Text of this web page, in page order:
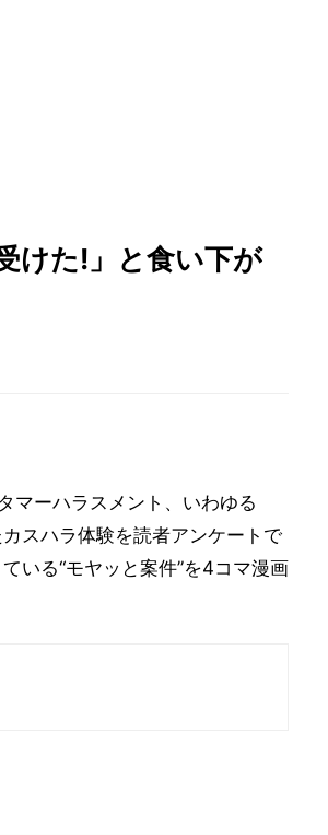
けた!」と食い下が
マーハラスメント、いわゆる
スハラ体験を読者アンケートで
いる“モヤッと案件”を4コマ漫画